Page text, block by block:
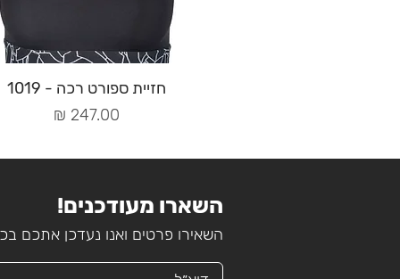
תצוגה מהירה
חזיית ספורט רכה - 1019
מחיר
השארו מעודכנים!
השאירו פרטים ואנו נעדכן אתכם